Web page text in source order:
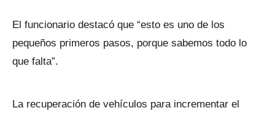
El funcionario destacó que “esto es uno de los
pequeños primeros pasos, porque sabemos todo lo
que falta”.
La recuperación de vehículos para incrementar el